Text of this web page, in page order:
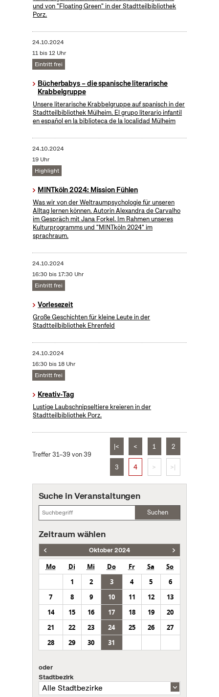
und von "Floating Green" in der Stadtteilbibliothek
Porz.
24.10.2024
11 bis 12 Uhr
Eintritt frei
Bücherbabys – die spanische literarische
Krabbelgruppe
Unsere literarische Krabbelgruppe auf spanisch in der
Stadtteilbibliothek Mülheim. El grupo literario infantil
en español en la biblioteca de la localidad Mülheim
24.10.2024
19 Uhr
Highlight
MINTköln 2024: Mission Fühlen
Was wir von der Weltraumpsychologie für unseren
Alltag lernen können. Autorin Alexandra de Carvalho
im Gespräch mit Jana Forkel. Im Rahmen unseres
Kulturprogramms und "MINTköln 2024" im
sprachraum.
24.10.2024
16:30 bis 17:30 Uhr
Eintritt frei
Vorlesezeit
Große Geschichten für kleine Leute in der
Stadtteilbibliothek Ehrenfeld
24.10.2024
16:30 bis 18 Uhr
Eintritt frei
Kreativ-Tag
Lustige Laubschnipseltiere kreieren in der
Stadtteilbibliothek Porz.
Treffer 31–39 von 39
|< < 1 2
3 4 > >|
Suche in Veranstaltungen
Suchen
Zeitraum wählen
Oktober 2024
Mo Di Mi Do Fr Sa
So
1
2 3 4 5
6
7
8 9 10 11 12
13
14
15 16 17 18 19
20
21
22 23 24 25 26
27
28
29 30 31
oder
Stadtbezirk